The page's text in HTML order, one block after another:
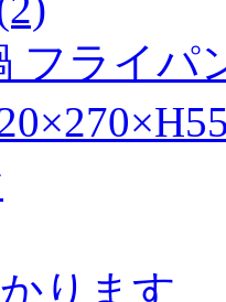
フライパ
ります